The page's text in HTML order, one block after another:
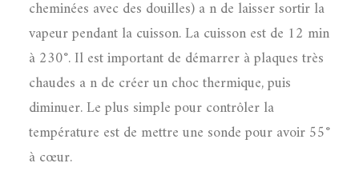
cheminées avec des douilles) a n de laisser sortir la
vapeur pendant la cuisson. La cuisson est de 12 min
à 230°. Il est important de démarrer à plaques très
chaudes a n de créer un choc thermique, puis
diminuer. Le plus simple pour contrôler la
température est de mettre une sonde pour avoir 55°
à cœur.